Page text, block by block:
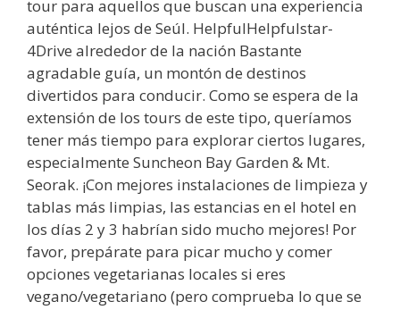
tour para aquellos que buscan una experiencia
auténtica lejos de Seúl. HelpfulHelpfulstar-
4Drive alrededor de la nación Bastante
agradable guía, un montón de destinos
divertidos para conducir. Como se espera de la
extensión de los tours de este tipo, queríamos
tener más tiempo para explorar ciertos lugares,
especialmente Suncheon Bay Garden & Mt.
Seorak. ¡Con mejores instalaciones de limpieza y
tablas más limpias, las estancias en el hotel en
los días 2 y 3 habrían sido mucho mejores! Por
favor, prepárate para picar mucho y comer
opciones vegetarianas locales si eres
vegano/vegetariano (pero comprueba lo que se